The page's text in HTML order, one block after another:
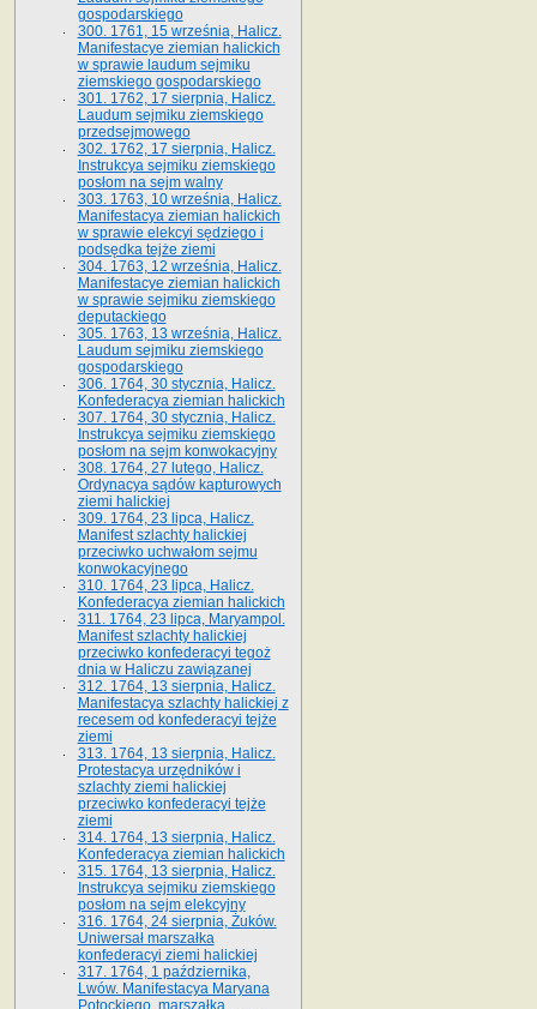
gospodarskiego
300. 1761, 15 września, Halicz.
Manifestacye ziemian halickich
w sprawie laudum sejmiku
ziemskiego gospodarskiego
301. 1762, 17 sierpnia, Halicz.
Laudum sejmiku ziemskiego
przedsejmowego
302. 1762, 17 sierpnia, Halicz.
Instrukcya sejmiku ziemskiego
posłom na sejm walny
303. 1763, 10 września, Halicz.
Manifestacya ziemian halickich
w sprawie elekcyi sędziego i
podsędka tejże ziemi
304. 1763, 12 września, Halicz.
Manifestacye ziemian halickich
w sprawie sejmiku ziemskiego
deputackiego
305. 1763, 13 września, Halicz.
Laudum sejmiku ziemskiego
gospodarskiego
306. 1764, 30 stycznia, Halicz.
Konfederacya ziemian halickich
307. 1764, 30 stycznia, Halicz.
Instrukcya sejmiku ziemskiego
posłom na sejm konwokacyjny
308. 1764, 27 lutego, Halicz.
Ordynacya sądów kapturowych
ziemi halickiej
309. 1764, 23 lipca, Halicz.
Manifest szlachty halickiej
przeciwko uchwałom sejmu
konwokacyjnego
310. 1764, 23 lipca, Halicz.
Konfederacya ziemian halickich
311. 1764, 23 lipca, Maryampol.
Manifest szlachty halickiej
przeciwko konfederacyi tegoż
dnia w Haliczu zawiązanej
312. 1764, 13 sierpnia, Halicz.
Manifestacya szlachty halickiej z
recesem od konfederacyi tejże
ziemi
313. 1764, 13 sierpnia, Halicz.
Protestacya urzędników i
szlachty ziemi halickiej
przeciwko konfederacyi tejże
ziemi
314. 1764, 13 sierpnia, Halicz.
Konfederacya ziemian halickich
315. 1764, 13 sierpnia, Halicz.
Instrukcya sejmiku ziemskiego
posłom na sejm elekcyjny
316. 1764, 24 sierpnia, Żuków.
Uniwersał marszałka
konfederacyi ziemi halickiej
317. 1764, 1 października,
Lwów. Manifestacya Maryana
Potockiego, marszałka